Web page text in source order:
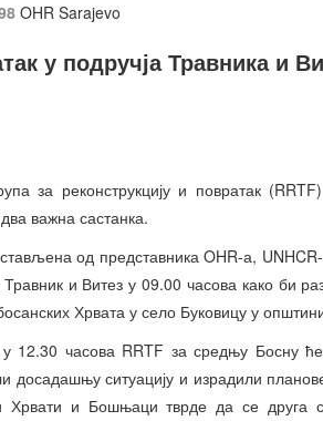
OHR Sarajevo
у подручја Травника и
за реконструкцију и повратак
важна састанка.
од представника OHR-а,
и Витез у 09.00 часова како би
Хрвата у село Буковицу у
у 12.30 часова RRTF за средњу Босну
досадашњу ситуацију и израдили
Хрвати и Бошњаци тврде да се друга